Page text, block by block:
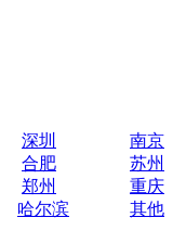
深圳
南京
合肥
苏州
郑州
重庆
哈尔滨
其他